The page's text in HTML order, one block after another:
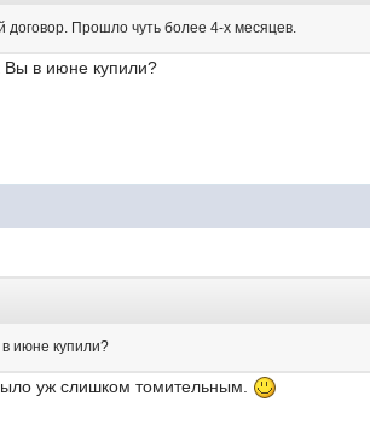
договор. Прошло чуть более 4-х месяцев.
Вы в июне купили?
июне купили?
уж слишком томительным.